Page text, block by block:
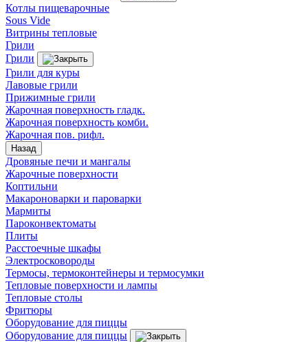
Котлы пищеварочные
Sous Vide
Витрины тепловые
Грили
Грили
Грили для куры
Лавовые грили
Прижимные грили
Жарочная поверхность гладк.
Жарочная поверхность комби.
Жарочная пов. рифл.
Назад
Дровяные печи и мангалы
Жарочные поверхности
Коптильни
Макароноварки и пароварки
Мармиты
Пароконвектоматы
Плиты
Расстоечные шкафы
Электросковороды
Термосы, термоконтейнеры и термосумки
Тепловые поверхности и лампы
Тепловые столы
Фритюры
Оборудование для пиццы
Оборудование для пиццы